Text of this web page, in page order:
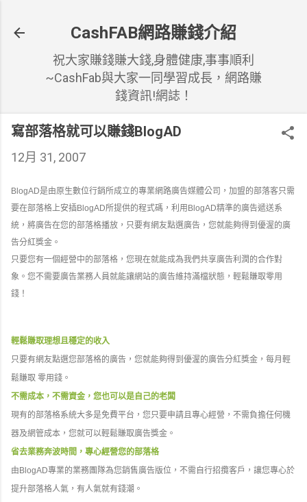
CashFAB網路賺錢介紹
祝大家賺錢賺大錢,身體健康,事事順利
~CashFab與大家一同學習成長，網路賺
錢資訊!網誌！
寫部落格就可以賺錢BlogAD
12月 31, 2007
BlogAD是由原生數位行銷所成立的專業網路廣告媒體公司，加盟的部落客只需
要在部落格上安插BlogAD所提供的程式碼，利用BlogAD精準的廣告遞送系
統，將廣告在您的部落格播放，只要有網友點選廣告，您就能夠得到優渥的廣
告分紅獎金。
只要您有一個經營中的部落格，您現在就能成為我們共享廣告利潤的合作對
象。您不需要廣告業務人員就能讓網站的廣告維持滿檔狀態，輕鬆賺取零用
錢！
輕鬆賺取理想且穩定的收入
只要有網友點選您部落格的廣告，您就能夠得到優渥的廣告分紅獎金，每月輕
鬆賺取 零用錢。
不需成本，不需資金，您也可以是自己的老闆
現有的部落格系統大多是免費平台，您只要申請且專心經營，不需負擔任何機
器及網管成本，您就可以輕鬆賺取廣告獎金。
省去業務奔波時間，專心經營您的部落格
由BlogAD專業的業務團隊為您銷售廣告版位，不需自行招攬客戶，讓您專心於
提升部落格人氣，有人氣就有錢潮。